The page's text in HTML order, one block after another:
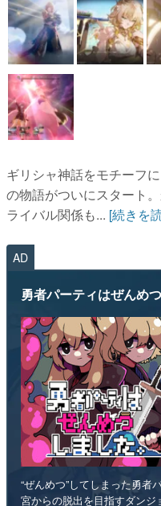
ギリシャ神話をモチーフ
の物語がついにスタート
ライバル関係も... [続きを
AD
勇者パーティはぜんめ
“ぜんめつ”してしまった勇者
宮からの脱出を目指すダン